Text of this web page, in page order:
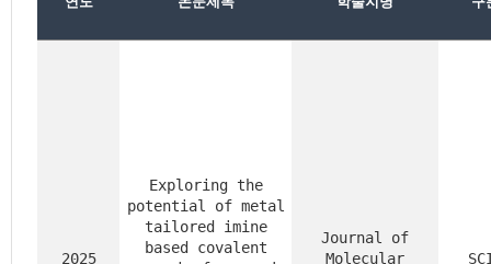
2025
Exploring the
potential of metal
tailored imine
based covalent
Journal of
Molecular